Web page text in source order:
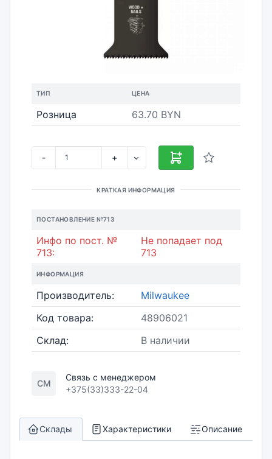
ТИП ЦЕНА
Розница 63.70 BYN
- +
КРАТКАЯ ИНФОРМАЦИЯ
ПОСТАНОВЛЕНИЕ №713
Инфо по пост. №
713:
Не попадает под
713
ИНФОРМАЦИЯ
Производитель:
Milwaukee
Код товара:
48906021
Склад:
В наличии
СМ
Связь с менеджером
+375(33)333-22-04
Склады Характеристики Описание